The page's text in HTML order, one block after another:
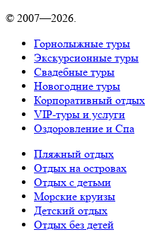
© 2007—2026.
Горнолыжные туры
Экскурсионные туры
Свадебные туры
Новогодние туры
Корпоративный отдых
VIP-туры и услуги
Оздоровление и Спа
Пляжный отдых
Отдых на островах
Отдых с детьми
Морские круизы
Детский отдых
Отдых без детей